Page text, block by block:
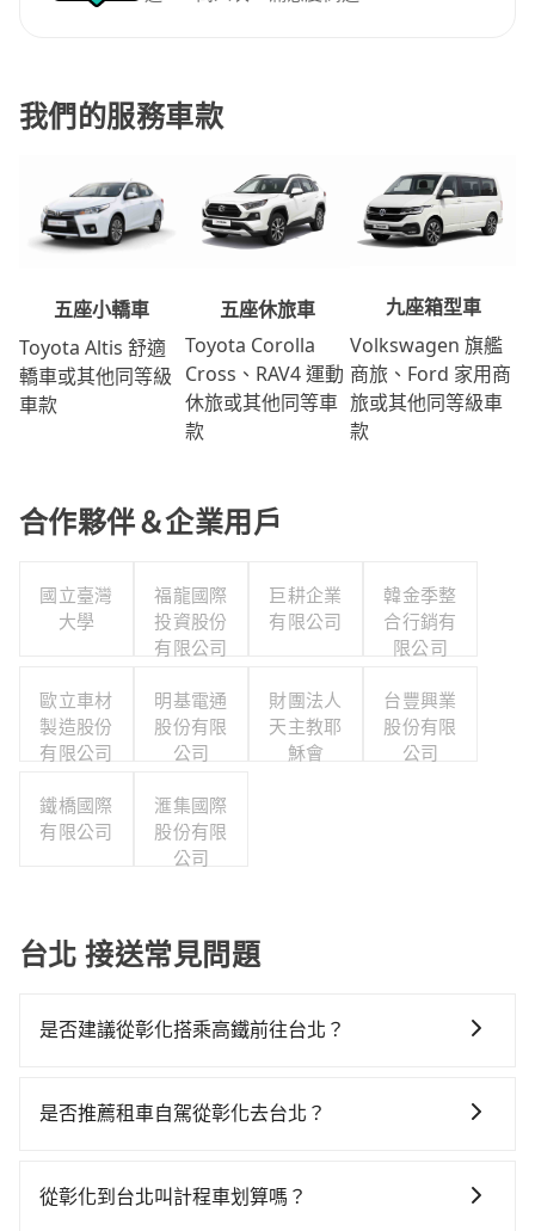
我們的服務車款
五座小轎車
Toyota Altis 舒適
轎車或其他同等級
車款
五座休旅車
Toyota Corolla
Cross、RAV4 運動
休旅或其他同等車
款
九座箱型車
Volkswagen 旗艦
商旅、Ford 家用商
旅或其他同等級車
款
合作夥伴＆企業用戶
國立臺灣
大學
福龍國際
投資股份
有限公司
巨耕企業
有限公司
韓金季整
合行銷有
限公司
歐立車材
製造股份
有限公司
明基電通
股份有限
公司
財團法人
天主教耶
穌會
台豐興業
股份有限
公司
鐵橋國際
有限公司
滙集國際
股份有限
公司
台北 接送常見問題
是否建議從彰化搭乘高鐵前往台北？
計程車前往高鐵站！從最早06:05一直到23:03，台中-台
600元、車程約45分鐘。抵達高鐵站後，步行進站、現
是否推薦租車自駕從彰化去台北？
時不需要閉目養神（因為要自己開車），最重要的是你
從彰化到台北叫計程車划算嗎？